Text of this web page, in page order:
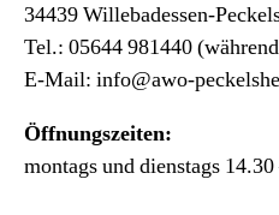
34439 Willebadessen-
Tel.: 05644 981440
E-Mail: info@awo-
Öffnungszeiten:
montags und dienstags